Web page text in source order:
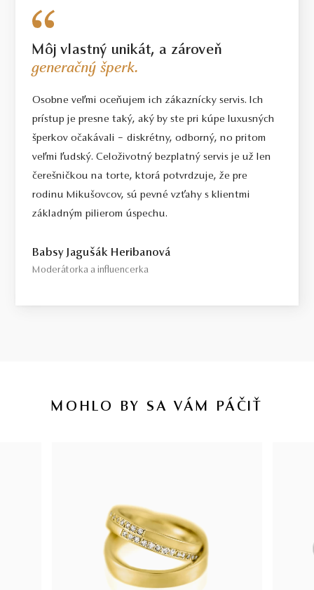
Môj vlastný unikát, a zároveň
generačný šperk.
Osobne veľmi oceňujem ich zákaznícky servis. Ich
prístup je presne taký, aký by ste pri kúpe luxusných
šperkov očakávali – diskrétny, odborný, no pritom
veľmi ľudský. Celoživotný bezplatný servis je už len
čerešničkou na torte, ktorá potvrdzuje, že pre
rodinu Mikušovcov, sú pevné vzťahy s klientmi
základným pilierom úspechu.
Babsy Jagušák Heribanová
Moderátorka a influencerka
MOHLO BY SA VÁM PÁČIŤ